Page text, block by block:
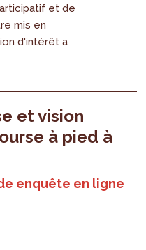
et de
mis en
d'intérêt a
et vision
à pied à
enquête en ligne